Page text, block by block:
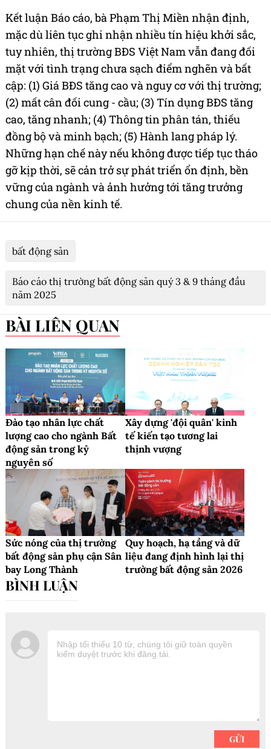
Kết luận Báo cáo, bà Phạm Thị Miền nhận định,
mặc dù liên tục ghi nhận nhiều tín hiệu khởi sắc,
tuy nhiên, thị trường BĐS Việt Nam vẫn đang đối
mặt với tình trạng chưa sạch điểm nghẽn và bất
cập: (1) Giá BĐS tăng cao và nguy cơ với thị trường;
(2) mất cân đối cung - cầu; (3) Tín dụng BĐS tăng
cao, tăng nhanh; (4) Thông tin phân tán, thiếu
đồng bộ và minh bạch; (5) Hành lang pháp lý.
Những hạn chế này nếu không được tiếp tục tháo
gỡ kịp thời, sẽ cản trở sự phát triển ổn định, bền
vững của ngành và ảnh hưởng tới tăng trưởng
chung của nền kinh tế.
bất động sản
Báo cáo thị trường bất động sản quý 3 & 9 tháng đầu
năm 2025
BÀI LIÊN QUAN
Đào tạo nhân lực chất
lượng cao cho ngành Bất
động sản trong kỷ
nguyên số
Xây dựng 'đội quân' kinh
tế kiến tạo tương lai
thịnh vượng
Sức nóng của thị trường
bất động sản phụ cận Sân
bay Long Thành
Quy hoạch, hạ tầng và dữ
liệu đang định hình lại thị
trường bất động sản 2026